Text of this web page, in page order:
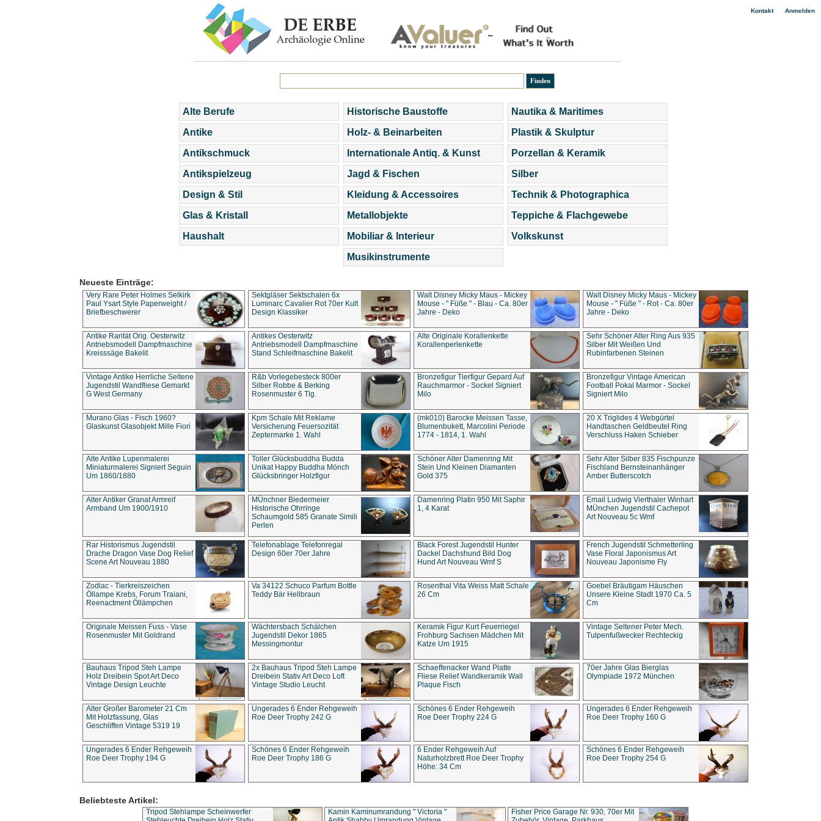
Kontakt| Anmelden
Alte Berufe
Antike
Antikschmuck
Antikspielzeug
Design & Stil
Glas & Kristall
Haushalt
Historische Baustoffe
Holz- & Beinarbeiten
Internationale Antiq. & Kunst
Jagd & Fischen
Kleidung & Accessoires
Metallobjekte
Mobiliar & Interieur
Musikinstrumente
Nautika & Maritimes
Plastik & Skulptur
Porzellan & Keramik
Silber
Technik & Photographica
Teppiche & Flachgewebe
Volkskunst
Neueste Einträge:
Very Rare Peter Holmes Selkirk
Paul Ysart Style Paperweight /
Briefbeschwerer
Sektgläser Sektschalen 6x
Luminarc Cavalier Rot 70er Kult
Design Klassiker
Walt Disney Micky Maus - Mickey
Mouse - " Füße " - Blau - Ca. 80er
Jahre - Deko
Walt Disney Micky Maus - Mickey
Mouse - " Füße " - Rot - Ca. 80er
Jahre - Deko
Antike Rarität Orig. Oesterwitz
Antriebsmodell Dampfmaschine
Kreisssäge Bakelit
Antikes Oesterwitz
Antriebsmodell Dampfmaschine
Stand Schleifmaschine Bakelit
Alte Originale Korallenkette
Korallenperlenkette
Sehr Schöner Alter Ring Aus 935
Silber Mit Weißen Und
Rubinfarbenen Steinen
Vintage Antike Herrliche Seltene
Jugendstil Wandfliese Gemarkt
G West Germany
R&b Vorlegebesteck 800er
Silber Robbe & Berking
Rosenmuster 6 Tlg.
Bronzefigur Tierfigur Gepard Auf
Rauchmarmor - Sockel Signiert
Milo
Bronzefigur Vintage American
Football Pokal Marmor - Sockel
Signiert Milo
Murano Glas - Fisch 1960?
Glaskunst Glasobjekt Mille Fiori
Kpm Schale Mit Reklame
Versicherung Feuersozität
Zeptermarke 1. Wahl
(mk010) Barocke Meissen Tasse,
Blumenbukett, Marcolini Periode
1774 - 1814, 1. Wahl
20 X Triglides 4 Webgürtel
Handtaschen Geldbeutel Ring
Verschluss Haken Schieber
Alte Antike Lupenmalerei
Miniaturmalerei Signiert Seguin
Um 1860/1880
Toller Glücksbuddha Budda
Unikat Happy Buddha Mönch
Glücksbringer Holzfigur
Schöner Alter Damenring Mit
Stein Und Kleinen Diamanten
Gold 375
Sehr Alter Silber 835 Fischpunze
Fischland Bernsteinanhänger
Amber Butterscotch
Alter Antiker Granat Armreif
Armband Um 1900/1910
MÜnchner Biedermeier
Historische Ohrringe
Schaumgold 585 Granate Simili
Perlen
Damenring Platin 950 Mit Saphir
1, 4 Karat
Email Ludwig Vierthaler Winhart
MÜnchen Jugendstil Cachepot
Art Nouveau 5c Wmf
Rar Historismus Jugendstil
Drache Dragon Vase Dog Relief
Scene Art Nouveau 1880
Telefonablage Telefonregal
Design 60er 70er Jahre
Black Forest Jugendstil Hunter
Dackel Dachshund Bild Dog
Hund Art Nouveau Wmf S
French Jugendstil Schmetterling
Vase Floral Japonismus Art
Nouveau Japonisme Fly
Zodiac - Tierkreiszeichen
Öllampe Krebs, Forum Traiani,
Reenactment Öllämpchen
Va 34122 Schuco Parfum Bottle
Teddy Bär Hellbraun
Rosenthal Vita Weiss Matt Schale
26 Cm
Goebel Bräutigam Häuschen
Unsere Kleine Stadt 1970 Ca. 5
Cm
Originale Meissen Fuss - Vase
Rosenmuster Mit Goldrand
Wächtersbach Schälchen
Jugendstil Dekor 1865
Messingmontur
Keramik Figur Kurt Feuerriegel
Frohburg Sachsen Mädchen Mit
Katze Um 1915
Vintage Seltener Peter Mech.
Tulpenfußwecker Rechteckig
Bauhaus Tripod Steh Lampe
Holz Dreibein Spot Art Deco
Vintage Design Leuchte
2x Bauhaus Tripod Steh Lampe
Dreibein Stativ Art Deco Loft
Vintage Studio Leucht
Schaeffenacker Wand Platte
Fliese Relief Wandkeramik Wall
Plaque Fisch
70er Jahre Glas Bierglas
Olympiade 1972 München
Alter Großer Barometer 21 Cm
Mit Holzfassung, Glas
Geschliffen Vintage 5319 19
Ungerades 6 Ender Rehgeweih
Roe Deer Trophy 242 G
Schönes 6 Ender Rehgeweih
Roe Deer Trophy 224 G
Ungerades 6 Ender Rehgeweih
Roe Deer Trophy 160 G
Ungerades 6 Ender Rehgeweih
Roe Deer Trophy 194 G
Schönes 6 Ender Rehgeweih
Roe Deer Trophy 186 G
6 Ender Rehgeweih Auf
Naturholzbrett Roe Deer Trophy
Höhe: 34 Cm
Schönes 6 Ender Rehgeweih
Roe Deer Trophy 254 G
Beliebteste Artikel:
Tripod Stehlampe Scheinwerfer
Kamin Kaminumrandung " Victoria "
Fisher Price Garage Nr. 930, 70er Mit